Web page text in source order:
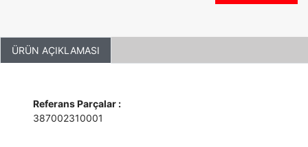
ÜRÜN AÇIKLAMASI
Referans Parçalar :
387002310001